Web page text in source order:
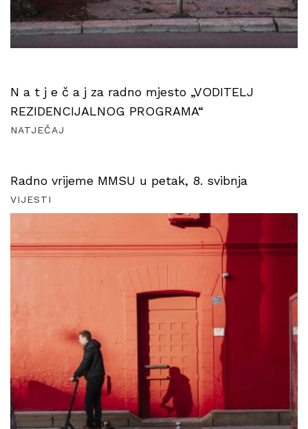
N a t j e č a j za radno mjesto „VODITELJ
REZIDENCIJALNOG PROGRAMA“
NATJEČAJ
Radno vrijeme MMSU u petak, 8. svibnja
VIJESTI